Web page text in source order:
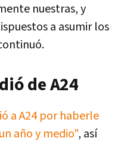
nuestras, y
a asumir los
de A24
a A24 por haberle
año y medio", así